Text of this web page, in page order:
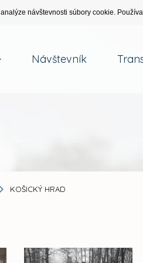
návštevnosti súbory cookie.
Návštevník
KOŠICKÝ HRAD